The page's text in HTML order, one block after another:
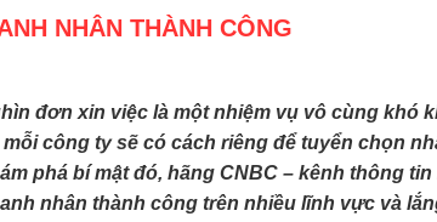
NHÂN THÀNH CÔNG
đơn xin việc là một nhiệm vụ vô cùng khó
công ty sẽ có cách riêng để tuyển chọn
phá bí mật đó, hãng CNBC – kênh thông tin
nhân thành công trên nhiều lĩnh vực và